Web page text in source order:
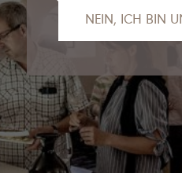
NEIN, ICH BIN
anzusehen.
Gerne empfehlen wir
Van Nahmen
an